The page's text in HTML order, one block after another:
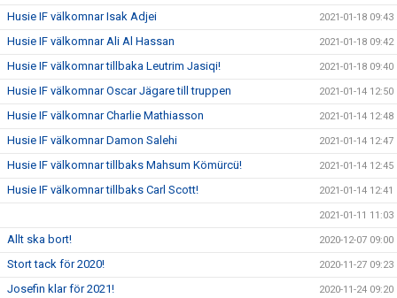
Husie IF välkomnar Isak Adjei 2021-01-18 09:43
Husie IF välkomnar Ali Al Hassan 2021-01-18 09:42
Husie IF välkomnar tillbaka Leutrim Jasiqi! 2021-01-18 09:40
Husie IF välkomnar Oscar Jägare till truppen 2021-01-14 12:50
Husie IF välkomnar Charlie Mathiasson 2021-01-14 12:48
Husie IF välkomnar Damon Salehi 2021-01-14 12:47
Husie IF välkomnar tillbaks Mahsum Kömürcü! 2021-01-14 12:45
Husie IF välkomnar tillbaks Carl Scott! 2021-01-14 12:41
2021-01-11 11:03
Allt ska bort! 2020-12-07 09:00
Stort tack för 2020! 2020-11-27 09:23
Josefin klar för 2021! 2020-11-24 09:20